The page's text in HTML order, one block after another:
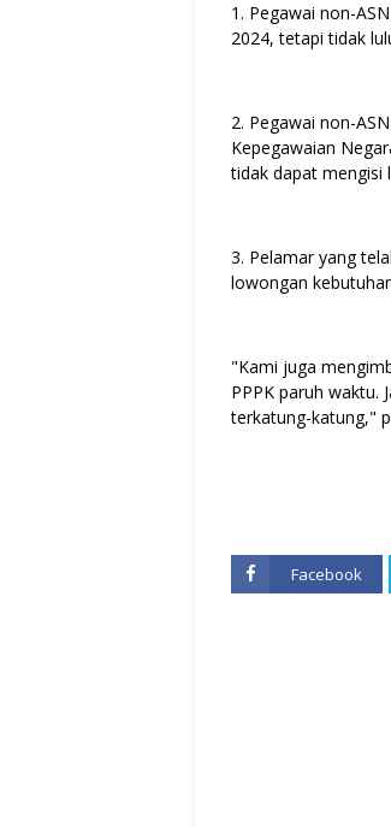
1. Pegawai non-
2024, tetapi tidak
2. Pegawai non-
Kepegawaian
tidak dapat mengisi
3. Pelamar yang
lowongan
"Kami juga
PPPK paruh waktu.
terkatung-katung,"
Facebook